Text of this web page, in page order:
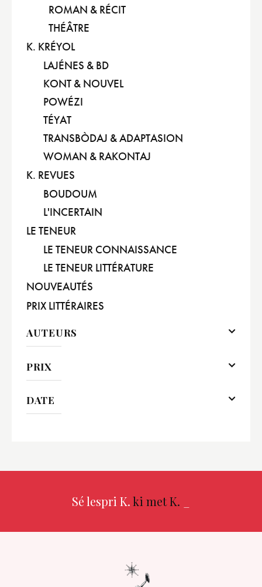
ROMAN & RÉCIT
THÉÂTRE
K. KRÉYOL
LAJÉNES & BD
KONT & NOUVEL
POWÉZI
TÉYAT
TRANSBÒDAJ & ADAPTASION
WOMAN & RAKONTAJ
K. REVUES
BOUDOUM
L'INCERTAIN
LE TENEUR
LE TENEUR CONNAISSANCE
LE TENEUR LITTÉRATURE
NOUVEAUTÉS
PRIX LITTÉRAIRES
AUTEURS
PRIX
DATE
Sé lespri K.ki met K.